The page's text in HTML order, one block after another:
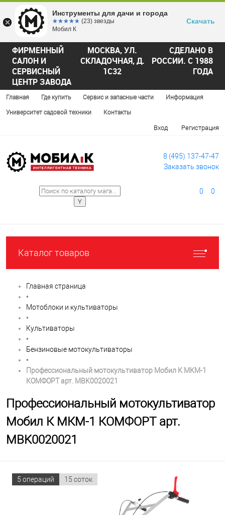
ФИРМЕННЫЙ
САЛОН И
СЕРВИСНЫЙ
ЦЕНТР ЗАВОДА
МОСКВА, УЛ.
СКЛАДОЧНАЯ, Д.
1С32
СДЕЛАНО В
РОССИИ. С 1988
ГОДА
Главная Где купить Сервис и запасные части Информация
Университет садовой техники Контакты
Вход Регистрация
8 (495) 137-47-47
Заказать звонок
0 0
Каталог товаров
Главная страница
•
Мотоблоки и культиваторы
•
Культиваторы
•
Бензиновые мотокультиваторы
•
Профессиональный мотокультиватор Мобил К МКМ-1
КОМФОРТ арт. MBK0020021
Профессиональный мотокультиватор
Мобил К МКМ-1 КОМФОРТ арт.
MBK0020021
5 операций 15 соток
Инструменты для дачи и города
☆☆☆☆☆
★★★★★ (23) звезды
Мобил К
Скачать